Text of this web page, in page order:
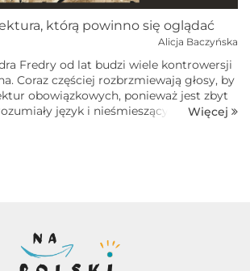
którą powinno się oglądać
Alicja Baczyńska
Fredry od lat budzi wiele kontrowersji
Coraz częściej rozbrzmiewają głosy, by
obowiązkowych, ponieważ jest zbyt
język i nieśmieszący już Więcej